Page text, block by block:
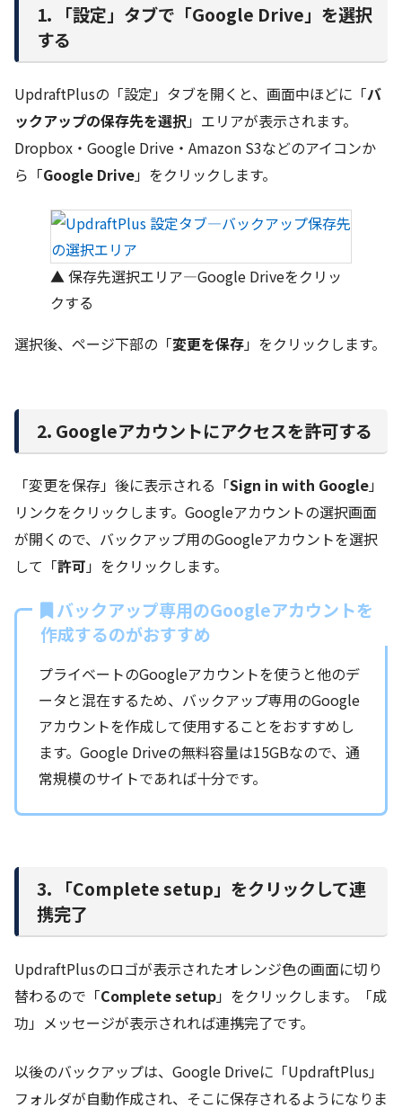
1. 「設定」タブで「Google Drive」を選択
する
UpdraftPlusの「設定」タブを開くと、画面中ほどに「バ
ックアップの保存先を選択」エリアが表示されます。
Dropbox・Google Drive・Amazon S3などのアイコンか
ら「Google Drive」をクリックします。
▲ 保存先選択エリア—Google Driveをクリッ
クする
選択後、ページ下部の「変更を保存」をクリックします。
2. Googleアカウントにアクセスを許可する
「変更を保存」後に表示される「Sign in with Google」
リンクをクリックします。Googleアカウントの選択画面
が開くので、バックアップ用のGoogleアカウントを選択
して「許可」をクリックします。
バックアップ専用のGoogleアカウントを
作成するのがおすすめ
プライベートのGoogleアカウントを使うと他のデ
ータと混在するため、バックアップ専用のGoogle
アカウントを作成して使用することをおすすめし
ます。Google Driveの無料容量は15GBなので、通
常規模のサイトであれば十分です。
3. 「Complete setup」をクリックして連
携完了
UpdraftPlusのロゴが表示されたオレンジ色の画面に切り
替わるので「Complete setup」をクリックします。「成
功」メッセージが表示されれば連携完了です。
以後のバックアップは、Google Driveに「UpdraftPlus」
フォルダが自動作成され、そこに保存されるようになりま